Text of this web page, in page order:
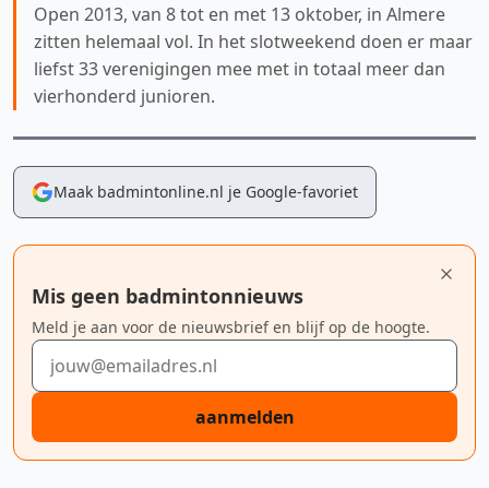
Open 2013, van 8 tot en met 13 oktober, in Almere
zitten helemaal vol. In het slotweekend doen er maar
liefst 33 verenigingen mee met in totaal meer dan
vierhonderd junioren.
Maak badmintonline.nl je Google-favoriet
Mis geen badmintonnieuws
Meld je aan voor de nieuwsbrief en blijf op de hoogte.
E-mailadres
aanmelden